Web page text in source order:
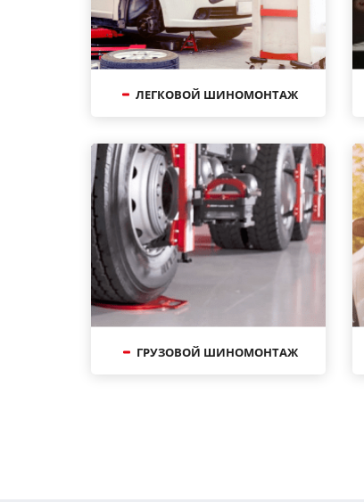
ЛЕГКОВОЙ ШИНОМОНТАЖ
ГРУЗОВОЙ ШИНОМОНТАЖ